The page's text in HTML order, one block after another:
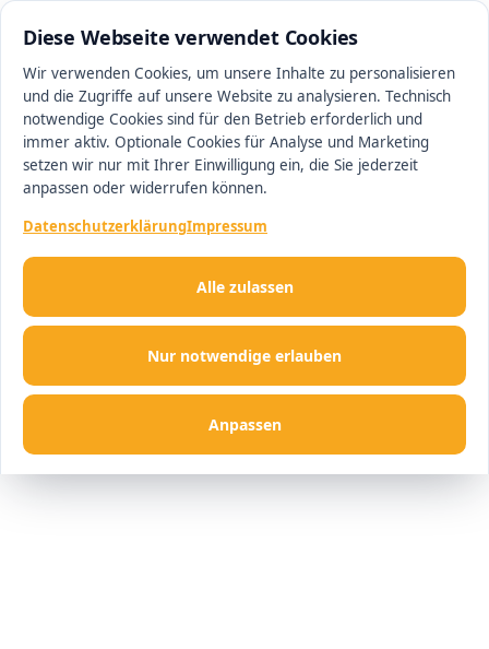
Diese Webseite verwendet Cookies
Wir verwenden Cookies, um unsere Inhalte zu personalisieren
und die Zugriffe auf unsere Website zu analysieren. Technisch
notwendige Cookies sind für den Betrieb erforderlich und
immer aktiv. Optionale Cookies für Analyse und Marketing
setzen wir nur mit Ihrer Einwilligung ein, die Sie jederzeit
anpassen oder widerrufen können.
DatenschutzerklärungImpressum
Nur notwendige erlauben
Anpassen
Alle zulassen